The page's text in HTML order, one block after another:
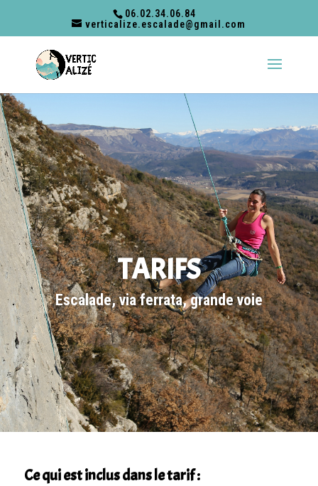
06.02.34.06.84
verticalize.escalade@gmail.com
TARIFS
Escalade, via ferrata, grande voie
Ce qui est inclus dans le tarif :